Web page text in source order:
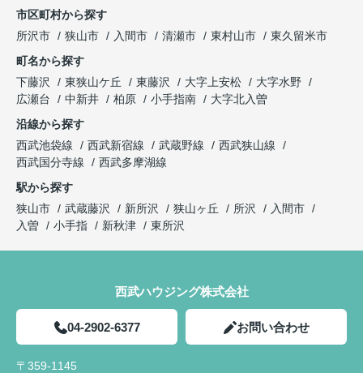
市区町村から探す
所沢市
狭山市 入間市 清瀬市 東村山市
東久留米市
町名から探す
下藤沢
東狭山ケ丘 東藤沢 大字上安松
大字水野
広瀬台
中新井 柏原 小手指南
大字北入曽
沿線から探す
西武池袋線
西武新宿線 武蔵野線
西武狭山線
西武国分寺線
西武多摩湖線
駅から探す
狭山市
武蔵藤沢 新所沢 狭山ヶ丘 所沢
入間市
入曽
小手指 新秋津 東所沢
西武ハウジング株式会社
04-2902-6377 お問い合わせ
〒359-1145